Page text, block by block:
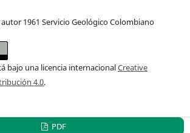
1961 Servicio Geológico Colombiano
bajo una licencia internacionalCreative
4.0.
PDF